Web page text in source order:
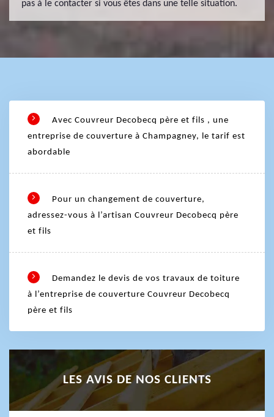
pas à le contacter si vous êtes dans une telle situation.
Avec Couvreur Decobecq père et fils , une
entreprise de couverture à Champagney, le tarif est
abordable
Pour un changement de couverture,
adressez-vous à l’artisan Couvreur Decobecq père
et fils
Demandez le devis de vos travaux de toiture
à l’entreprise de couverture Couvreur Decobecq
père et fils
LES AVIS DE NOS CLIENTS